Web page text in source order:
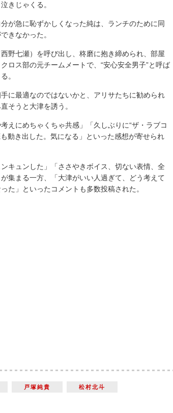
きじゃくる。
が急に恥ずかしくなった純は、ランチのために同
きなかった。
野七瀬）を呼び出し、柊磨に抱き締められ、部屋
ロス部の元チームメートで、“安心安全男子”と呼ば
。
に最適なのではないかと、アリサたちに勧められ
そうと大津を誘う。
えにめちゃくちゃ共感」「久しぶりに“ザ・ラブコ
動き出した。気になる」といった感想が寄せられ
キュンした」「ささやきボイス、切ない表情、全
集まる一方、「大津がいい人過ぎて、どう考えて
た」といったコメントも多数投稿された。
戸塚純貴
松村北斗